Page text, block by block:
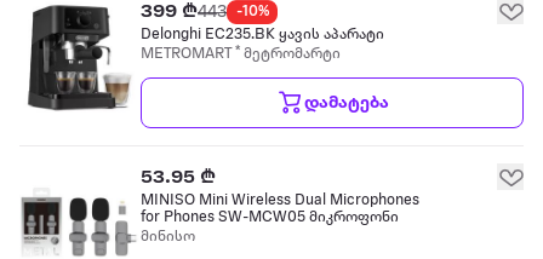
399 ₾443
-10%
Delonghi EC235.BK ყავის აპარატი
METROMART * მეტრომარტი
დამატება
53.95 ₾
MINISO Mini Wireless Dual Microphones
for Phones SW-MCW05 მიკროფონი
მინისო